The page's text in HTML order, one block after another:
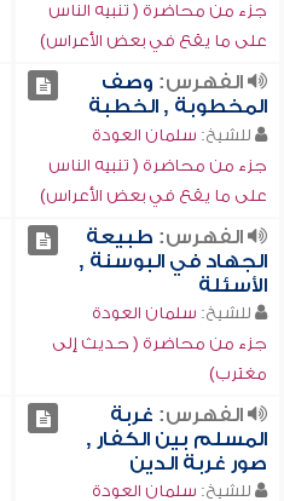
جزء من محاضرة ( تنبيه الناس
على ما يقع في بعض الأعراس)
الفهرس: وصف
المخطوبة , الخطبة
للشيخ: سلمان العودة
جزء من محاضرة ( تنبيه الناس
على ما يقع في بعض الأعراس)
الفهرس: طبيعة
الجهاد في البوسنة ,
الأسئلة
للشيخ: سلمان العودة
جزء من محاضرة ( حديث إلى
مغترب)
الفهرس: غربة
المسلم بين الكفار ,
صور غربة الدين
للشيخ: سلمان العودة